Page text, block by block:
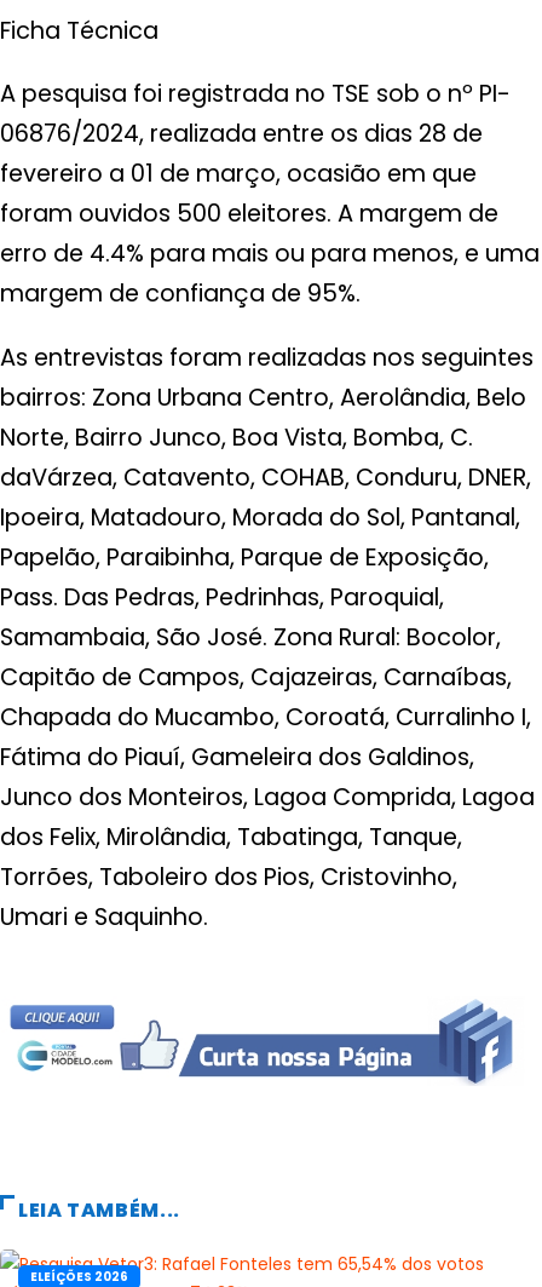
Ficha Técnica
A pesquisa foi registrada no TSE sob o nº PI-
06876/2024, realizada entre os dias 28 de
fevereiro a 01 de março, ocasião em que
foram ouvidos 500 eleitores. A margem de
erro de 4.4% para mais ou para menos, e uma
margem de confiança de 95%.
As entrevistas foram realizadas nos seguintes
bairros: Zona Urbana Centro, Aerolândia, Belo
Norte, Bairro Junco, Boa Vista, Bomba, C.
daVárzea, Catavento, COHAB, Conduru, DNER,
Ipoeira, Matadouro, Morada do Sol, Pantanal,
Papelão, Paraibinha, Parque de Exposição,
Pass. Das Pedras, Pedrinhas, Paroquial,
Samambaia, São José. Zona Rural: Bocolor,
Capitão de Campos, Cajazeiras, Carnaíbas,
Chapada do Mucambo, Coroatá, Curralinho I,
Fátima do Piauí, Gameleira dos Galdinos,
Junco dos Monteiros, Lagoa Comprida, Lagoa
dos Felix, Mirolândia, Tabatinga, Tanque,
Torrões, Taboleiro dos Pios, Cristovinho,
Umari e Saquinho.
LEIA TAMBÉM...
ELEÍÇÕES 2026